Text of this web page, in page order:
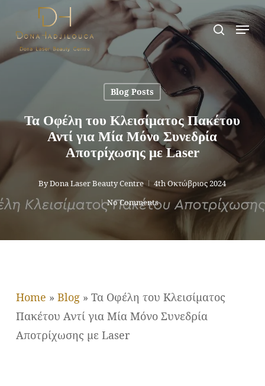
main
content
search
Menu
Blog Posts
Τα Οφέλη του Κλεισίματος Πακέτου
Αντί για Μία Μόνο Συνεδρία
Αποτρίχωσης με Laser
ByDona Laser Beauty Centre
4th Οκτώβριος 2024
No Comments
Home » Blog» Τα Οφέλη του Κλεισίματος
Πακέτου Αντί για Μία Μόνο Συνεδρία
Αποτρίχωσης με Laser